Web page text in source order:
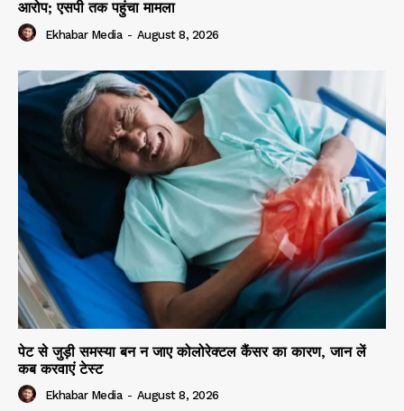
आरोप; एसपी तक पहुंचा मामला
Ekhabar Media - August 8, 2026
पेट से जुड़ी समस्या बन न जाए कोलोरेक्टल कैंसर का कारण, जान लें
कब करवाएं टेस्ट
Ekhabar Media - August 8, 2026